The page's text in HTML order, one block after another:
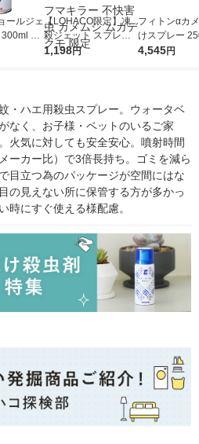
ールジェ
300ml ス
ゴキブ
【LOHACO限定】凍
殺ジェット スプレー
式 -85℃ ベタつかない
定
1,198円
フィトンαカ
けスプレー
セット（1本
4,545円
・ハエ用殺虫スプレー。ウォータベ
なく、お子様・ペットのいるご家
火気に対しても安全安心。噴射時間
ーカー比）で3倍長持ち。ゴミを減ら
目立つ為のパッケージが空間にはな
の見えない所に保管する方が多かっ
時にすぐ使える様配慮。